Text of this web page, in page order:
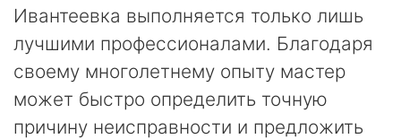
Ивантеевка выполняется только лишь
лучшими профессионалами. Благодаря
своему многолетнему опыту мастер
может быстро определить точную
причину неисправности и предложить